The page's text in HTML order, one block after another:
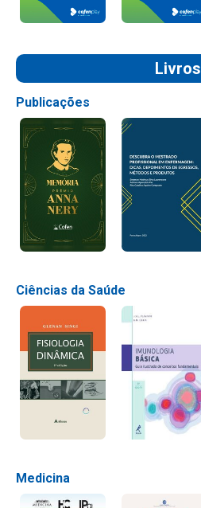
Livros
Publicações
Ciências da Saúde
Medicina